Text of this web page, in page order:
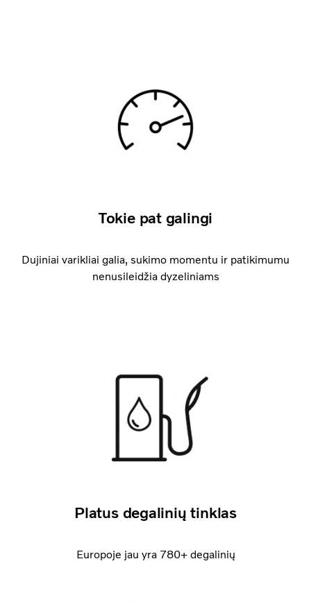
Tokie pat galingi
Dujiniai varikliai galia, sukimo momentu ir patikimumu
nenusileidžia dyzeliniams
Platus degalinių tinklas
Europoje jau yra 780+ degalinių